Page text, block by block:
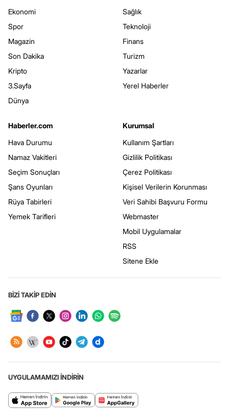
Ekonomi
Spor
Magazin
Son Dakika
Kripto
3.Sayfa
Dünya
Sağlık
Teknoloji
Finans
Turizm
Yazarlar
Yerel Haberler
Haberler.com
Hava Durumu
Namaz Vakitleri
Seçim Sonuçları
Şans Oyunları
Rüya Tabirleri
Yemek Tarifleri
Kurumsal
Kullanım Şartları
Gizlilik Politikası
Çerez Politikası
Kişisel Verilerin Korunması
Veri Sahibi Başvuru Formu
Webmaster
Mobil Uygulamalar
RSS
Sitene Ekle
BİZİ TAKİP EDİN
UYGULAMAMIZI İNDİRİN